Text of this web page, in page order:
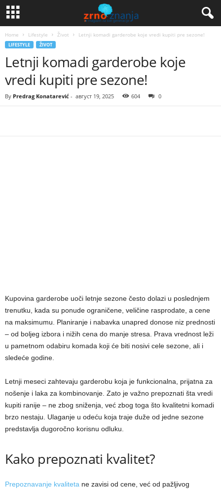
Home Lifestyle Život Letnji komadi garderobe koje vredi kupiti pre sezone!
LIFESTYLE ŽIVOT
Letnji komadi garderobe koje
vredi kupiti pre sezone!
By Predrag Konatarević - август 19, 2025 604 0
Kupovina garderobe uoči letnje sezone često dolazi u poslednjem
trenutku, kada su ponude ograničene, veličine rasprodate, a cene
na maksimumu. Planiranje i nabavka unapred donose niz prednosti
– od boljeg izbora i nižih cena do manje stresa. Prava vrednost leži
u pametnom odabiru komada koji će biti nosivi cele sezone, ali i
sledeće godine.
Letnji meseci zahtevaju garderobu koja je funkcionalna, prijatna za
nošenje i laka za kombinovanje. Zato je važno prepoznati šta vredi
kupiti ranije – ne zbog sniženja, već zbog toga što kvalitetni komadi
brzo nestaju. Ulaganje u odeću koja traje duže od jedne sezone
predstavlja dugoročno korisnu odluku.
Kako prepoznati kvalitet?
Prepoznavanje kvaliteta ne zavisi od cene, već od pažljivog